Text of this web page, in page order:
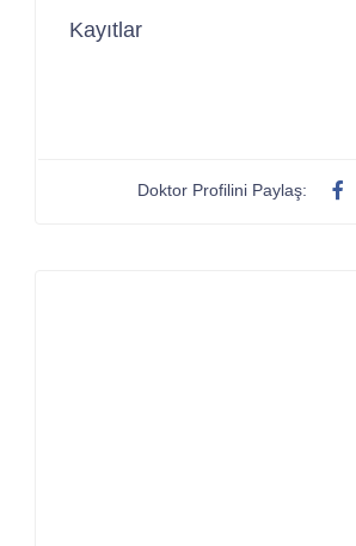
Kayıtlar
Doktor Profilini Paylaş: